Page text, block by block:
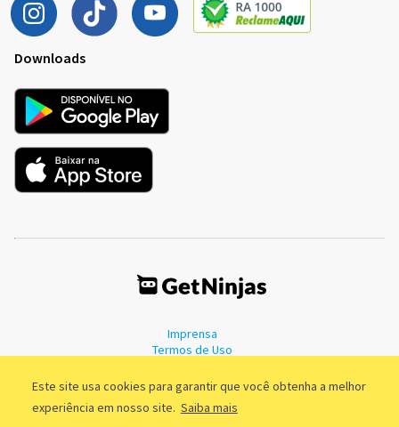
Este site usa cookies para garantir que você obtenha a melhor
experiência em nosso site. Saiba mais
Downloads
Imprensa
Termos de Uso